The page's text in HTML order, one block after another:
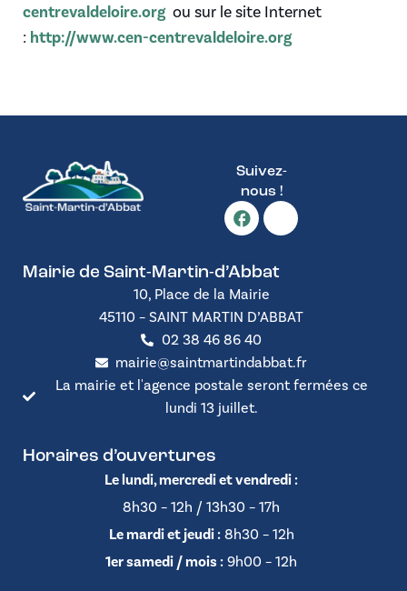
centrevaldeloire.orgou sur le site Internet
: http://www.cen-centrevaldeloire.org
Suivez-
nous !
Mairie de Saint-Martin-d’Abbat
10, Place de la Mairie
45110 – SAINT MARTIN D’ABBAT
02 38 46 86 40
mairie@saintmartindabbat.fr
La mairie et l'agence postale seront fermées ce
lundi 13 juillet.
Horaires d’ouvertures
Le lundi, mercredi et vendredi :
8h30 – 12h / 13h30 – 17h
Le mardi et jeudi :8h30 – 12h
1er samedi / mois : 9h00 – 12h